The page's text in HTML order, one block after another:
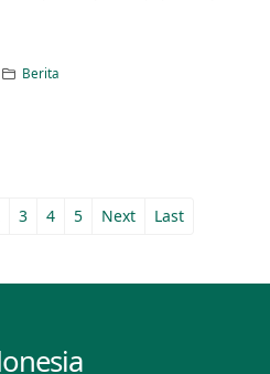
Berita
3 4 5 Next Last